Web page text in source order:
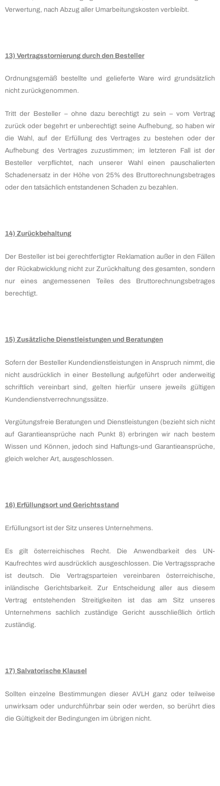
Verwertung, nach Abzug aller Umarbeitungskosten verbleibt.
13) Vertragsstornierung durch den Besteller
Ordnungsgemäß bestellte und gelieferte Ware wird grundsätzlich
nicht zurückgenommen.
Tritt der Besteller – ohne dazu berechtigt zu sein – vom Vertrag
zurück oder begehrt er unberechtigt seine Aufhebung, so haben wir
die Wahl, auf der Erfüllung des Vertrages zu bestehen oder der
Aufhebung des Vertrages zuzustimmen; im letzteren Fall ist der
Besteller verpflichtet, nach unserer Wahl einen pauschalierten
Schadenersatz in der Höhe von 25% des Bruttorechnungsbetrages
oder den tatsächlich entstandenen Schaden zu bezahlen.
14) Zurückbehaltung
Der Besteller ist bei gerechtfertigter Reklamation außer in den Fällen
der Rückabwicklung nicht zur Zurückhaltung des gesamten, sondern
nur eines angemessenen Teiles des Bruttorechnungsbetrages
berechtigt.
15) Zusätzliche Dienstleistungen und Beratungen
Sofern der Besteller Kundendienstleistungen in Anspruch nimmt, die
nicht ausdrücklich in einer Bestellung aufgeführt oder anderweitig
schriftlich vereinbart sind, gelten hierfür unsere jeweils gültigen
Kundendienstverrechnungssätze.
Vergütungsfreie Beratungen und Dienstleistungen (bezieht sich nicht
auf Garantieansprüche nach Punkt 8) erbringen wir nach bestem
Wissen und Können, jedoch sind Haftungs-und Garantieansprüche,
gleich welcher Art, ausgeschlossen.
16) Erfüllungsort und Gerichtsstand
Erfüllungsort ist der Sitz unseres Unternehmens.
Es gilt österreichisches Recht. Die Anwendbarkeit des UN-
Kaufrechtes wird ausdrücklich ausgeschlossen. Die Vertragssprache
ist deutsch. Die Vertragsparteien vereinbaren österreichische,
inländische Gerichtsbarkeit. Zur Entscheidung aller aus diesem
Vertrag entstehenden Streitigkeiten ist das am Sitz unseres
Unternehmens sachlich zuständige Gericht ausschließlich örtlich
zuständig.
17) Salvatorische Klausel
Sollten einzelne Bestimmungen dieser AVLH ganz oder teilweise
unwirksam oder undurchführbar sein oder werden, so berührt dies
die Gültigkeit der Bedingungen im übrigen nicht.